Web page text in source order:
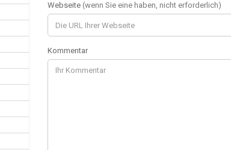
Webseite (wenn Sie eine haben, nicht erforderlich)
Kommentar